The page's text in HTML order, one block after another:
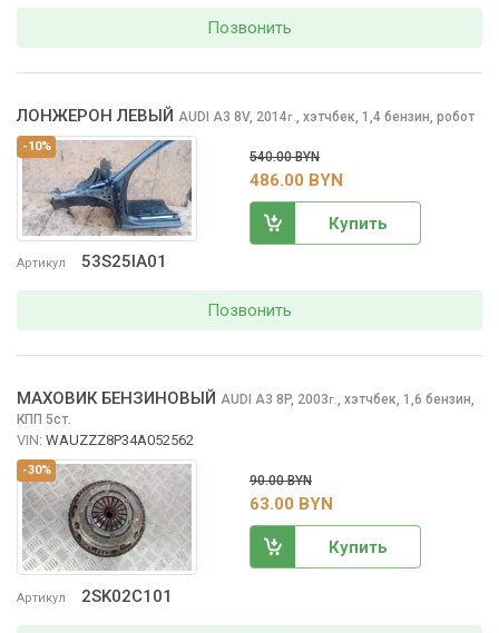
Позвонить
-10%
Артикул 53S25IA01
ЛОНЖЕРОН ЛЕВЫЙ AUDI A3 8V, 2014г., хэтчбек, 1,4 бензин, робот
540.00 BYN
486.00 BYN
Купить
Позвонить
-30%
Артикул 2SK02C101
МАХОВИК БЕНЗИНОВЫЙ AUDI A3 8P, 2003г., хэтчбек, 1,6 бензин,
КПП 5ст.
VIN: WAUZZZ8P34A052562
90.00 BYN
63.00 BYN
Купить